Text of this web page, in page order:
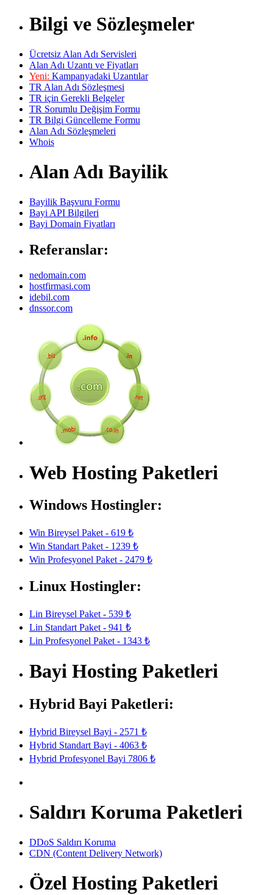
Bilgi ve Sözleşmeler
Ücretsiz Alan Adı Servisleri
Alan Adı Uzantı ve Fiyatları
Yeni: Kampanyadaki Uzantılar
TR Alan Adı Sözleşmesi
TR için Gerekli Belgeler
TR Sorumlu Değişim Formu
TR Bilgi Güncelleme Formu
Alan Adı Sözleşmeleri
Whois
Alan Adı Bayilik
Bayilik Başvuru Formu
Bayi API Bilgileri
Bayi Domain Fiyatları
Referanslar:
nedomain.com
hostfirmasi.com
idebil.com
dnssor.com
Web Hosting Paketleri
Windows Hostingler:
Win Bireysel Paket - 619 ₺
Win Standart Paket - 1239 ₺
Win Profesyonel Paket - 2479 ₺
Linux Hostingler:
Lin Bireysel Paket - 539 ₺
Lin Standart Paket - 941 ₺
Lin Profesyonel Paket - 1343 ₺
Bayi Hosting Paketleri
Hybrid Bayi Paketleri:
Hybrid Bireysel Bayi - 2571 ₺
Hybrid Standart Bayi - 4063 ₺
Hybrid Profesyonel Bayi 7806 ₺
Saldırı Koruma Paketleri
DDoS Saldırı Koruma
CDN (Content Delivery Network)
Özel Hosting Paketleri